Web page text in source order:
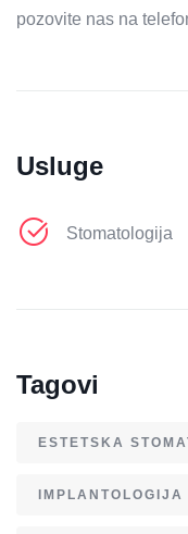
pozovite nas na
Usluge
Stomatologija
Tagovi
ESTETSKA
IMPLANTOLOGIJA